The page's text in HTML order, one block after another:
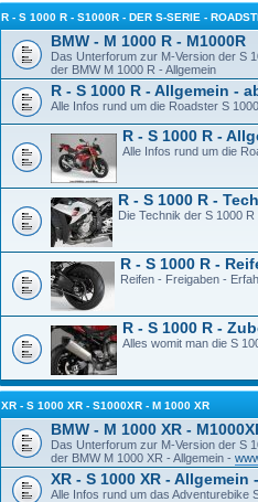
R - S 1000 R - S1000R - DER S-SERIE -
BMW - M 1000 R - M1000R
Das Unterforum zur M-Version der S
der BMW M 1000 R - Allgemein
R - S 1000 R - Allgemein -
Alle Infos rund um die Roadster S
R - S 1000 R -
Alle Infos rund um die
R - S 1000 R -
Die Technik der S 1000
R - S 1000 R -
Reifen - Freigaben -
R - S 1000 R -
Alles womit man die S
XR - S 1000 XR - S1000XR - M 1000 XR
BMW - M 1000 XR -
Das Unterforum zur M-Version der S
der BMW M 1000 XR - Allgemein -
XR - S 1000 XR -
Alle Infos rund um das Adventurebike